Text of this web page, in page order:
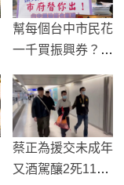
幫每個台中市民花
一千買振興券？市
蔡正為援交未成年
又酒駕釀2死11